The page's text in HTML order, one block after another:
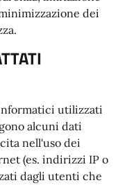
dei
utilizzati
alcuni dati
nell'uso dei
(es. indirizzi IP o
dagli utenti che